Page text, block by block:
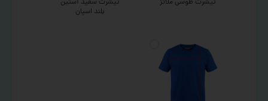
تیشرت طوسی ملانژ
تیشرت سفید آستین
بلند اسپان